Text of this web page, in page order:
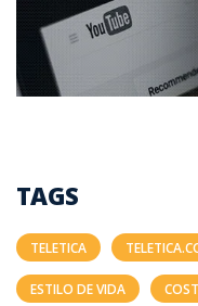
TAGS
TELETICA
ESTILO DE VIDA